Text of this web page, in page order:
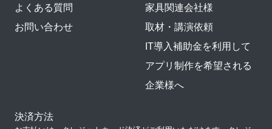
よくある質問
お問い合わせ
家具関連会社様
取材・講演依頼
IT導入補助金を利用して
アプリ制作を希望される
企業様へ
決済方法